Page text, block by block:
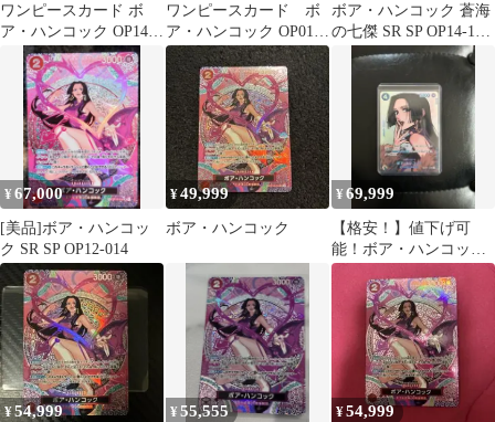
ワンピースカード ボ
ア・ハンコック OP14-
112 PSA10 蒼海の七傑
ワンピースカード ボ
ア・ハンコック OP01-
078 sp sr 顔面
ボア・ハンコック 蒼海
の七傑 SR SP OP14-112
ワンピースカード
¥67,000
[美品]ボア・ハンコッ
ク SR SP OP12-014
¥49,999
ボア・ハンコック
¥69,999
【格安！】値下げ可
能！ボア・ハンコック
SPOP01-078
¥54,999 ¥55,555 ¥54,999